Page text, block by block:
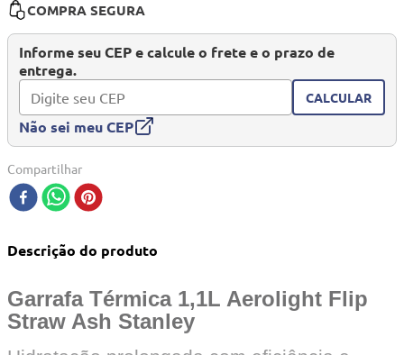
COMPRA SEGURA
Informe seu CEP e calcule o frete e o prazo de
entrega.
CALCULAR
Não sei meu CEP
Compartilhar
Descrição do produto
Garrafa Térmica 1,1L Aerolight Flip
Straw Ash Stanley